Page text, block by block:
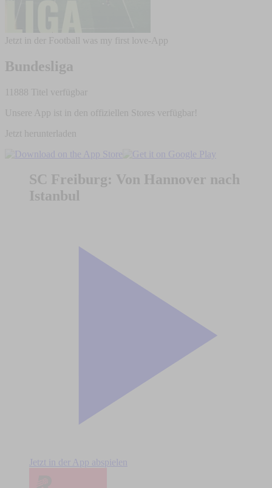
Jetzt in der Football was my first love-App
Bundesliga
11888 Titel verfügbar
Unsere App ist in den offiziellen Stores verfügbar!
Jetzt herunterladen
SC Freiburg: Von Hannover nach
Istanbul
Jetzt in der App abspielen